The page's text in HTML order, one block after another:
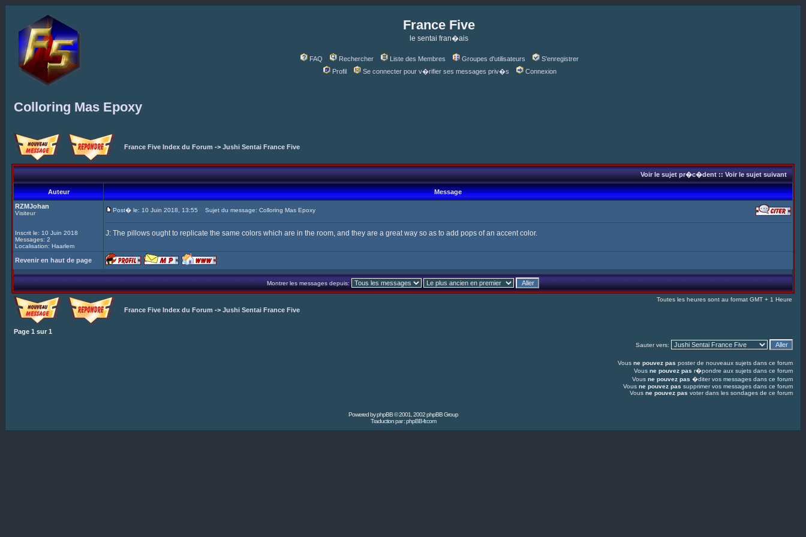
France Five
le sentai fran�ais
FAQ Rechercher Liste des Membres Groupes d'utilisateurs
S'enregistrer
Profil
Se connecter pour v�rifier ses messages priv�s Connexion
Colloring Mas Epoxy
France Five Index du Forum -> Jushi Sentai France Five
Voir le sujet pr�c�dent::Voir le sujet suivant
Auteur
Message
RZMJohan
Visiteur
Inscrit le: 10 Juin 2018
Messages: 2
Localisation: Haarlem
Post� le: 10 Juin 2018, 13:55 Sujet du message: Colloring Mas Epoxy
J: The pillows ought to replicate the same colors which are in the room, and they are a great way so as to add pops of an accent color.
Revenir en haut de page
Montrer les messages depuis:
France Five Index du Forum -> Jushi Sentai France Five
Toutes les heures sont au format GMT + 1 Heure
Page 1 sur 1
Sauter vers:
Vous ne pouvez pas poster de nouveaux sujets dans ce forum
Vous ne pouvez pas r�pondre aux sujets dans ce forum
Vous ne pouvez pas �diter vos messages dans ce forum
Vous ne pouvez pas supprimer vos messages dans ce forum
Vous ne pouvez pas voter dans les sondages de ce forum
Powered byphpBB© 2001, 2002 phpBB Group
Traduction par :phpBB-fr.com